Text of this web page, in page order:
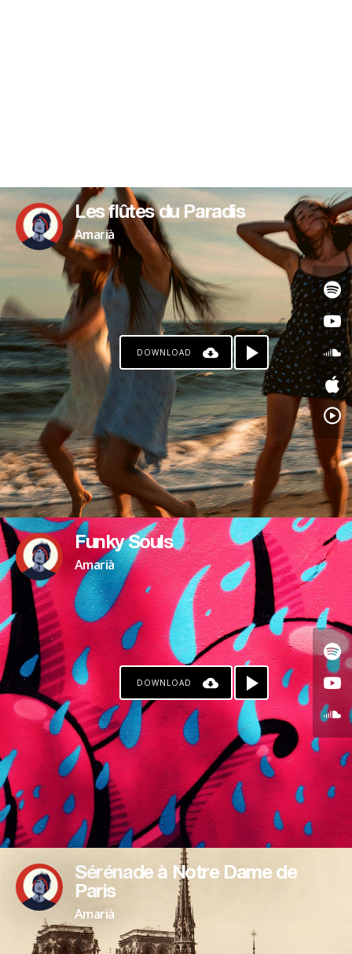
Les flûtes du Paradis
Amarià
DOWNLOAD
Funky Souls
Amarià
DOWNLOAD
Sérénade à Notre Dame de
Paris
Amarià